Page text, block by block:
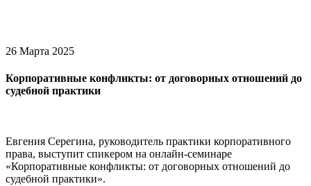
26 Марта 2025
Корпоративные конфликты: от договорных отношений до
судебной практики
Евгения Серегина, руководитель практики корпоративного
права, выступит спикером на онлайн-семинаре
«Корпоративные конфликты: от договорных отношений до
судебной практики».